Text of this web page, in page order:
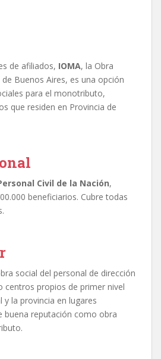
de afiliados, IOMA, la Obra
Buenos Aires, es una opción
para el monotributo,
que residen en Provincia de
Civil de la Nación,
beneficiarios. Cubre todas
social del personal de dirección
centros propios de primer nivel
y la provincia en lugares
buena reputación como obra